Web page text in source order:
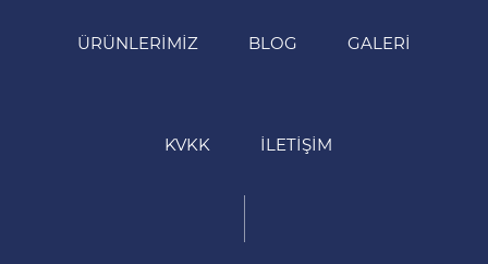
ÜRÜNLERIMIZ BLOG GALERI
KVKK İLETIŞIM